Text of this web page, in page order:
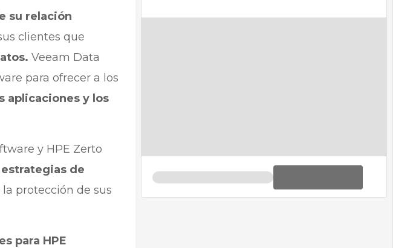
su relación
clientes que
Veeam Data
para ofrecer a los
aplicaciones y los
y HPE Zerto
de
protección de sus
para HPE